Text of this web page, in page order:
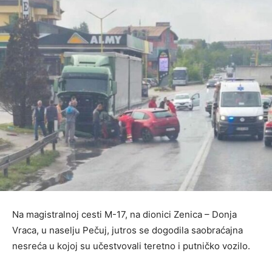
Na magistralnoj cesti M-17, na dionici Zenica – Donja
Vraca, u naselju Pečuj, jutros se dogodila saobraćajna
nesreća u kojoj su učestvovali teretno i putničko vozilo.